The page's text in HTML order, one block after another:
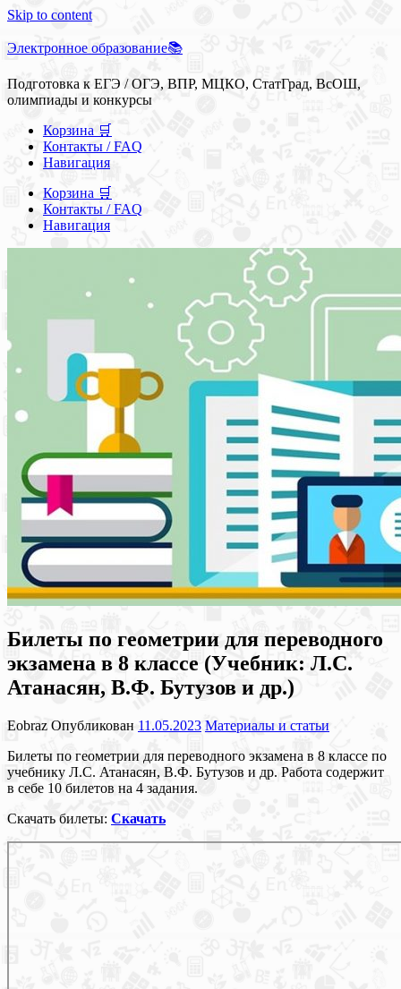
Skip to content
Электронное образование📚
Подготовка к ЕГЭ / ОГЭ, ВПР, МЦКО, СтатГрад, ВсОШ,
олимпиады и конкурсы
Корзина 🛒
Контакты / FAQ
Навигация
Корзина 🛒
Контакты / FAQ
Навигация
Билеты по геометрии для переводного
экзамена в 8 классе (Учебник: Л.С.
Атанасян, В.Ф. Бутузов и др.)
Eobraz Опубликован 11.05.2023 Материалы и статьи
Билеты по геометрии для переводного экзамена в 8 классе по
учебнику Л.С. Атанасян, В.Ф. Бутузов и др. Работа содержит
в себе 10 билетов на 4 задания.
Скачать билеты: Скачать